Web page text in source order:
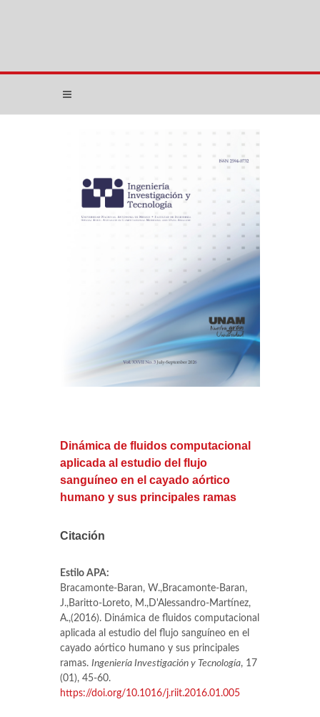
Dinámica de fluidos computacional
aplicada al estudio del flujo
sanguíneo en el cayado aórtico
humano y sus principales ramas
Citación
Estilo APA:
Bracamonte-Baran, W.,Bracamonte-Baran,
J.,Baritto-Loreto, M.,D'Alessandro-Martínez,
A.,(2016). Dinámica de fluidos computacional
aplicada al estudio del flujo sanguíneo en el
cayado aórtico humano y sus principales
ramas. Ingeniería Investigación y Tecnología, 17
(01), 45-60.
https://doi.org/10.1016/j.riit.2016.01.005